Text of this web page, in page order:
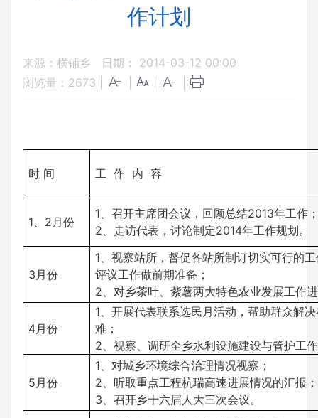
作计划
来源：横铺乡
日期： 2014-03-12 00:00
浏览量： 2673
时 间 工 作 内 容
1、2月份
1、召开主席团会议，回顾总结2013年工作
2、走访代表，讨论制定2014年工作规划。
3月份
1、视察站所，督促各站所制订切实可行的
评议工作做前期准备；
2、对乡茶叶、紫薯两大特色农业发展工作
4月份
1、开展代表联系选民月活动，帮助群众解
难；
2、视察、调研全乡水利设施建设与管护工
5月份
1、对城乡环境综合治理情况视察；
2、听取重点工程杭瑞高速进展情况的汇报；
3、召开乡十六届人大三次会议。